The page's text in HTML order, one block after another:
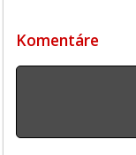
Komentáre